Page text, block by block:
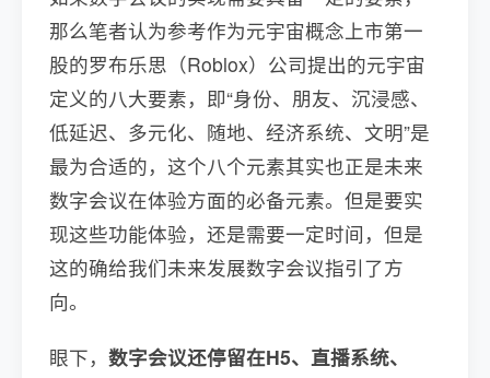
那么笔者认为参考作为元宇宙概念上市第一
股的罗布乐思（Roblox）公司提出的元宇宙
定义的八大要素，即“身份、朋友、沉浸感、
低延迟、多元化、随地、经济系统、文明”是
最为合适的，这个八个元素其实也正是未来
数字会议在体验方面的必备元素。但是要实
现这些功能体验，还是需要一定时间，但是
这的确给我们未来发展数字会议指引了方
向。
眼下， 数字会议还停留在H5、直播系统、